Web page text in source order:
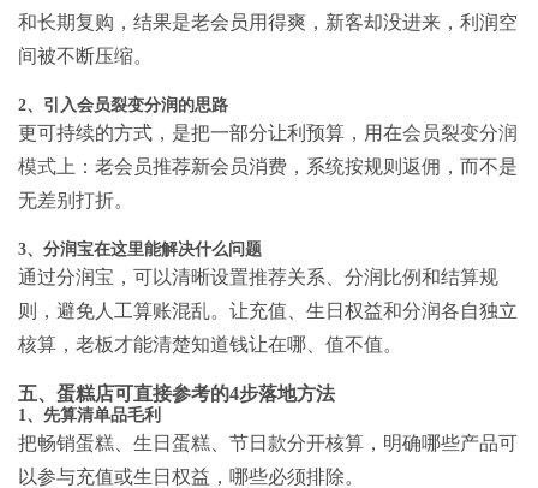
和长期复购，结果是老会员用得爽，新客却没进来，利润空
间被不断压缩。
2、引入会员裂变分润的思路
更可持续的方式，是把一部分让利预算，用在会员裂变分润
模式 上：老会员推荐新会员消费，系统按规则返佣，而不是
无差别打折。
3、分润宝在这里能解决什么问题
通过分润宝，可以清晰设置推荐关系、分润比例和结算规
则，避免人工算账混乱。让充值、生日权益和分润各自独立
核算，老板才能清楚知道钱让在哪、值不值。
五、蛋糕店可直接参考的4步落地方法
1、先算清单品毛利
把畅销蛋糕、生日蛋糕、节日款分开核算，明确哪些产品可
以参与充值或生日权益，哪些必须排除。